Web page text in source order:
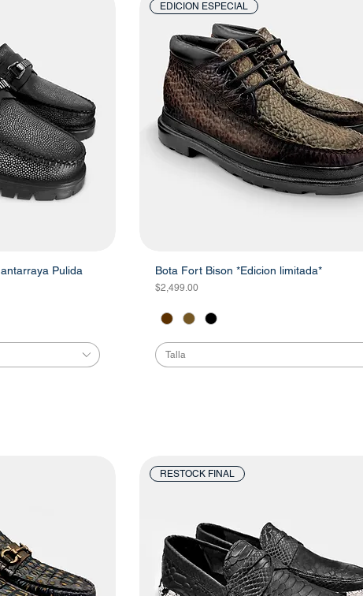
Pulida
EDICION ESPECIAL
Bota Fort Bison *Edicion limitada*
Precio
$2,499.00
Talla
RESTOCK FINAL